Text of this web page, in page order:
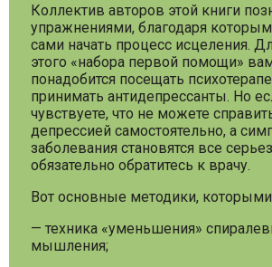
Коллектив авторов этой книги
упражнениями, благодаря
сами начать процесс исцеления.
этого «набора первой помощи»
понадобится посещать
принимать антидепрессанты. Но
чувствуете, что не можете
депрессией самостоятельно, а
заболевания становятся все
обязательно обратитесь к врачу.
Вот основные методики,
— техника «уменьшения»
мышления;